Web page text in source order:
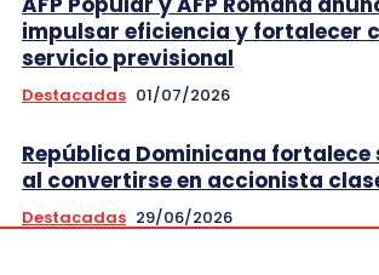
impulsar eficiencia y fortalecer
servicio previsional
Destacadas 01/07/2026
República Dominicana fortalece
al convertirse en accionista
Destacadas 29/06/2026